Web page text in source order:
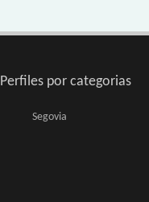
Perfiles por categorias
Segovia